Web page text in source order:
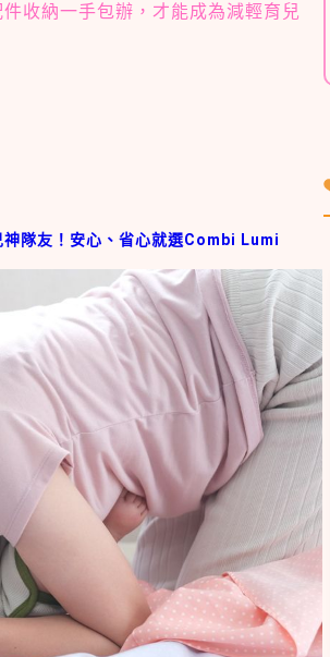
收納一手包辦，才能成為減輕育兒
隊友！安心、省心就選Combi Lumi